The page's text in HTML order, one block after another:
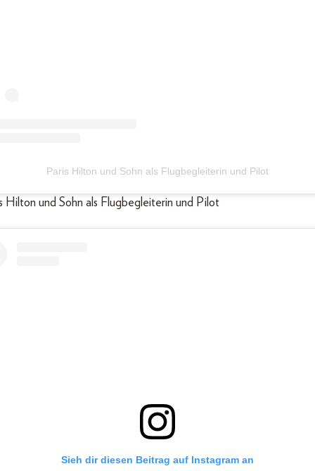
Paris Hilton und Sohn als Flugbegleiterin und Pilot
Hilton und Sohn als Flugbegleiterin und Pilot
Sieh dir diesen Beitrag auf Instagram an